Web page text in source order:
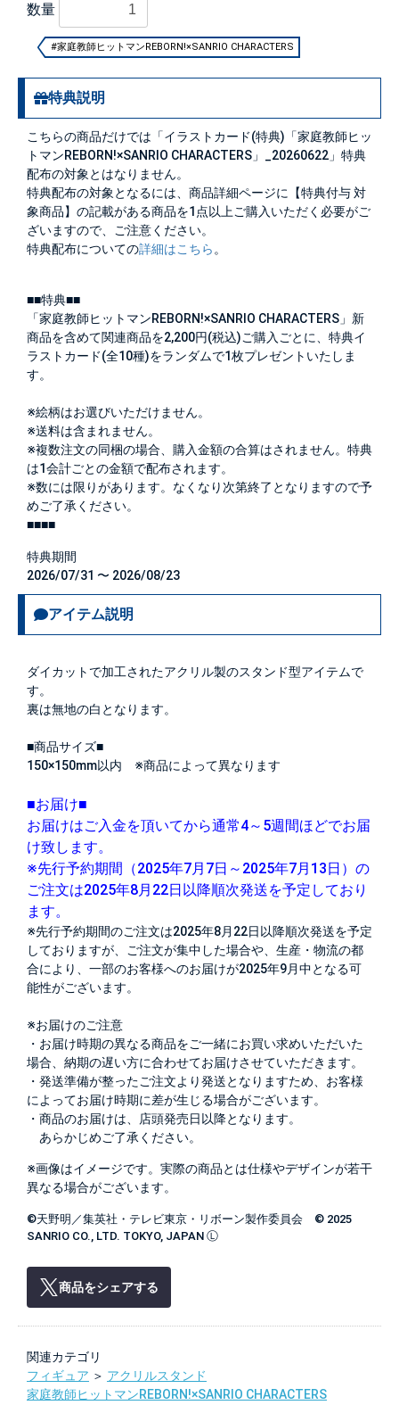
数量
#家庭教師ヒットマンREBORN!×SANRIO CHARACTERS
特典説明
こちらの商品だけでは「イラストカード(特典)「家庭教師ヒッ
トマンREBORN!×SANRIO CHARACTERS」_20260622」特典
配布の対象とはなりません。
特典配布の対象となるには、商品詳細ページに【特典付与 対
象商品】の記載がある商品を1点以上ご購入いただく必要がご
ざいますので、ご注意ください。
特典配布についての詳細はこちら 。
■■特典■■
「家庭教師ヒットマンREBORN!×SANRIO CHARACTERS」新
商品を含めて関連商品を2,200円(税込)ご購入ごとに、特典イ
ラストカード(全10種)をランダムで1枚プレゼントいたしま
す。
※絵柄はお選びいただけません。
※送料は含まれません。
※複数注文の同梱の場合、購入金額の合算はされません。特典
は1会計ごとの金額で配布されます。
※数には限りがあります。なくなり次第終了となりますので予
めご了承ください。
■■■■
特典期間
2026/07/31 〜 2026/08/23
アイテム説明
ダイカットで加工されたアクリル製のスタンド型アイテムで
す。
裏は無地の白となります。
■商品サイズ■
150×150mm以内 ※商品によって異なります
■お届け■
お届けはご入金を頂いてから通常4～5週間ほどでお届
け致します。
※先行予約期間（2025年7月7日～2025年7月13日）の
ご注文は2025年8月22日以降順次発送を予定しており
ます。
※先行予約期間のご注文は2025年8月22日以降順次発送を予定
しておりますが、ご注文が集中した場合や、生産・物流の都
合により、一部のお客様へのお届けが2025年9月中となる可
能性がございます。
※お届けのご注意
・お届け時期の異なる商品をご一緒にお買い求めいただいた
場合、納期の遅い方に合わせてお届けさせていただきます。
・発送準備が整ったご注文より発送となりますため、お客様
によってお届け時期に差が生じる場合がございます。
・商品のお届けは、店頭発売日以降となります。
あらかじめご了承ください。
※画像はイメージです。実際の商品とは仕様やデザインが若干
異なる場合がございます。
©天野明／集英社・テレビ東京・リボーン製作委員会 © 2025
SANRIO CO., LTD. TOKYO, JAPAN Ⓛ
商品をシェアする
関連カテゴリ
フィギュア ＞ アクリルスタンド
家庭教師ヒットマンREBORN!×SANRIO CHARACTERS